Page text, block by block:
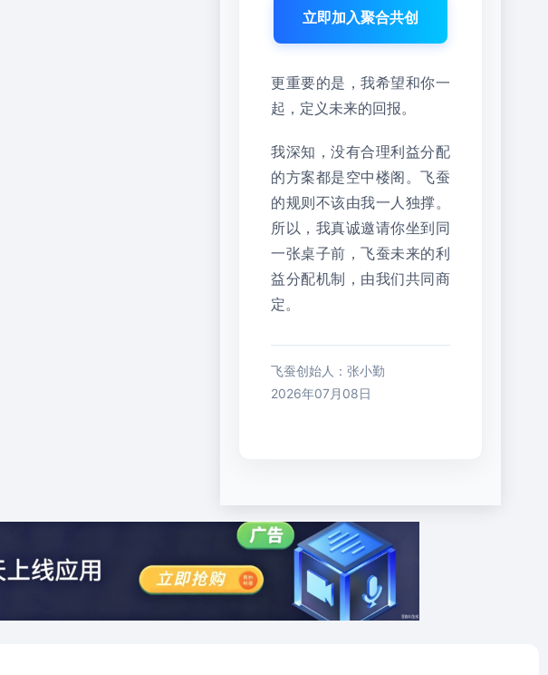
立即加入聚合共创
更重要的是，我希望和你一
起，定义未来的回报。
我深知，没有合理利益分配
的方案都是空中楼阁。飞蚕
的规则不该由我一人独撑。
所以，我真诚邀请你坐到同
一张桌子前，飞蚕未来的利
益分配机制，由我们共同商
定。
飞蚕创始人：张小勤
2026年07月08日